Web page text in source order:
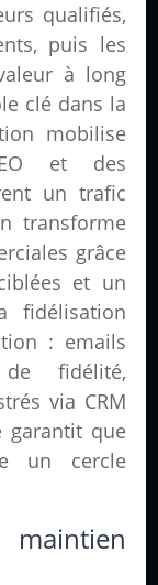
qualifiés,
puis les
à long
clé dans la
mobilise
et des
un trafic
transforme
grâce
et un
fidélisation
: emails
de fidélité,
via CRM
garantit que
un cercle